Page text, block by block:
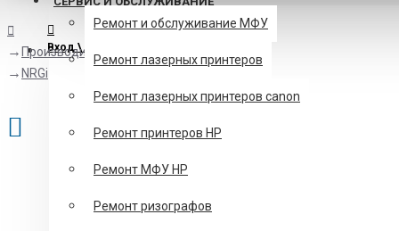
Вход \ Регистрация
Ремонт и обслуживание МФУ
Ремонт лазерных принтеров
Ремонт лазерных принтеров canon
Ремонт принтеров HP
Ремонт МФУ HP
Ремонт ризографов
Производитель
NRGi